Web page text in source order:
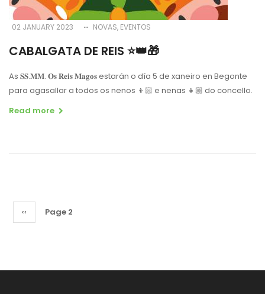
02 JANUARY 2023 NOVAS EVENTOS
CABALGATA DE REIS ⭐️👑🎁
As 𝐒𝐒.𝐌𝐌. 𝐎𝐬 𝐑𝐞𝐢𝐬 𝐌𝐚𝐠𝐨𝐬 estarán o día 5 de xaneiro en Begonte
para agasallar a todos os nenos 👦🏻 e nenas 👧🏼 do concello.
Read more
Pagination
Previous
page
‹‹ Page 2